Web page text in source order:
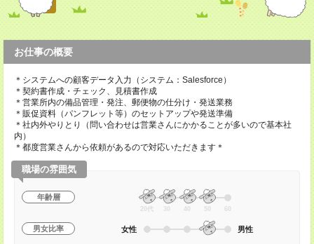
お仕事の概要
＊システムへの顧客データ入力（システム：Salesforce）
＊契約書作成・チェック、見積書作成
＊営業所内の備品管理・発注、郵便物の仕分け・発送業務
＊販促資料（パンフレット等）のセットアップや発送準備
＊社内外やりとり（問い合わせは営業さんにかかることが多いので基本社
内）
＊都度営業さんから依頼があるので対応いただきます＊
職場の雰囲気
年齢層
20代 30 40 50 60
男女比率 女性 男性